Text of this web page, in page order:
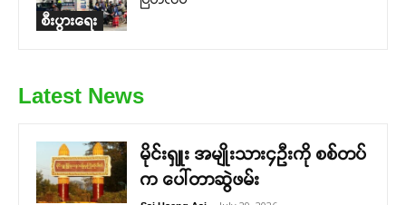
စီးပွားရေး
Latest News
မိုင်းရှူး အမျိုးသား၄ဉီးကို စစ်တပ်
က ပေါ်တာဆွဲဖမ်း